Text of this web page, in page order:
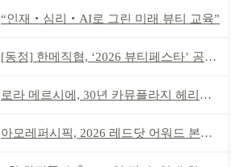
“인재‧심리‧AI로 그린 미래 뷰티 교육”
[동정] 한메직협, ‘2026 뷰티페스타’ 공동 주최
로라 메르시에, 30년 카뮤플라지 헤리티지 담아
아모레퍼시픽, 2026 레드닷 어워드 본상 2개 수상